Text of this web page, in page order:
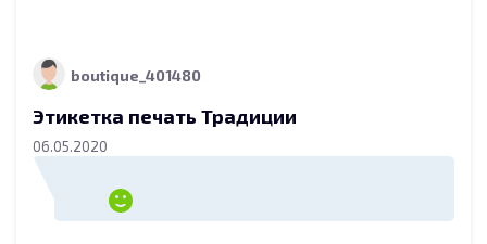
boutique_401480
Этикетка печать Традиции
06.05.2020